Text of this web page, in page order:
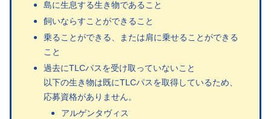
島に生息する生き物であること
飼いならすことができること
乗ることができる、または肩に乗せることができる
こと
過去にTLCパスを受け取っていないこと
以下の生き物は既にTLCパスを取得しているため、
応募資格がありません。
アルゲンタヴィス